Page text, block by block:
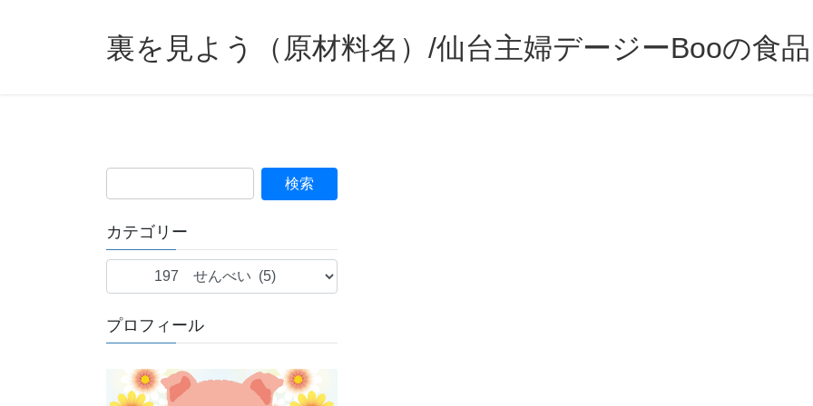
裏を見よう（原材料名）/仙台主婦デージーBooの食
カテゴリー
テ
リ
プロフィール